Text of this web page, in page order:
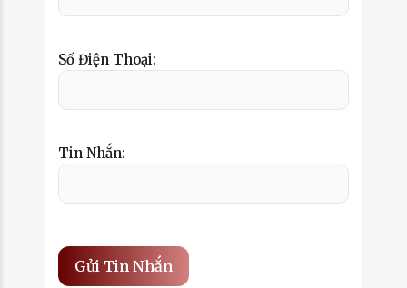
Số Điện Thoại:
Tin Nhắn: